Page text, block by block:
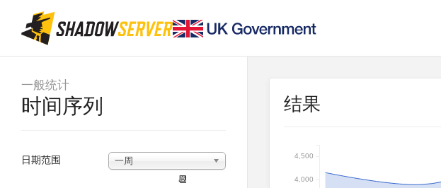
一般统计
时间序列
日期范围 一周
📆
结果
4,000
4,500